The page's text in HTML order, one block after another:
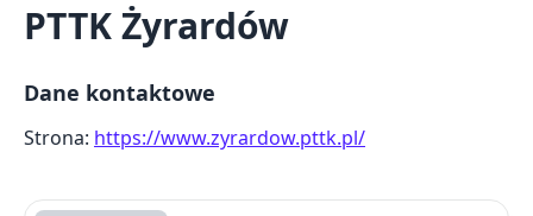
PTTK Żyrardów
Dane kontaktowe
Strona: https://www.zyrardow.pttk.pl/